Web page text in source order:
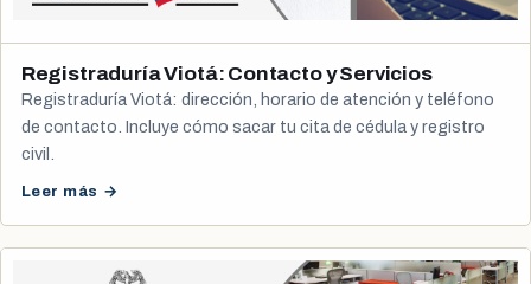
Registraduría Viotá: Contacto y Servicios
Registraduría Viotá: dirección, horario de atención y teléfono
de contacto. Incluye cómo sacar tu cita de cédula y registro
civil.
Leer más →